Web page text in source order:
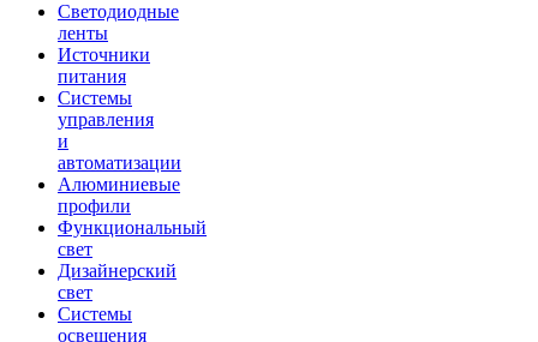
Светодиодные
ленты
Источники
питания
Системы
управления
и
автоматизации
Алюминиевые
профили
Функциональный
свет
Дизайнерский
свет
Системы
освещения